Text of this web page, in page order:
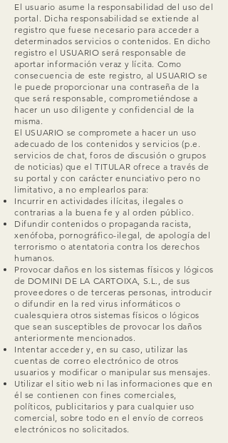
El usuario asume la responsabilidad del uso del
portal. Dicha responsabilidad se extiende al
registro que fuese necesario para acceder a
determinados servicios o contenidos. En dicho
registro el USUARIO será responsable de
aportar información veraz y lícita. Como
consecuencia de este registro, al USUARIO se
le puede proporcionar una contraseña de la
que será responsable, comprometiéndose a
hacer un uso diligente y confidencial de la
misma.
El USUARIO se compromete a hacer un uso
adecuado de los contenidos y servicios (p.e.
servicios de chat, foros de discusión o grupos
de noticias) que el TITULAR ofrece a través de
su portal y con carácter enunciativo pero no
limitativo, a no emplearlos para:
Incurrir en actividades ilícitas, ilegales o
contrarias a la buena fe y al orden público.
Difundir contenidos o propaganda racista,
xenófoba, pornográfico-ilegal, de apología del
terrorismo o atentatoria contra los derechos
humanos.
Provocar daños en los sistemas físicos y lógicos
de DOMINI DE LA CARTOIXA, S.L., de sus
proveedores o de terceras personas, introducir
o difundir en la red virus informáticos o
cualesquiera otros sistemas físicos o lógicos
que sean susceptibles de provocar los daños
anteriormente mencionados.
Intentar acceder y, en su caso, utilizar las
cuentas de correo electrónico de otros
usuarios y modificar o manipular sus mensajes.
Utilizar el sitio web ni las informaciones que en
él se contienen con fines comerciales,
políticos, publicitarios y para cualquier uso
comercial, sobre todo en el envío de correos
electrónicos no solicitados.